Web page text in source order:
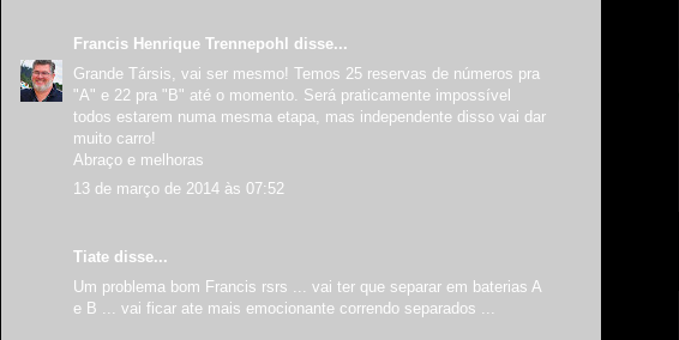
Francis Henrique Trennepohl
disse...
Grande Társis, vai ser mesmo! Temos 25 reservas de números pra
"A" e 22 pra "B" até o momento. Será praticamente impossível
todos estarem numa mesma etapa, mas independente disso vai dar
muito carro!
Abraço e melhoras
13 de março de 2014 às 07:52
Tiate disse...
Um problema bom Francis rsrs ... vai ter que separar em baterias A
e B ... vai ficar ate mais emocionante correndo separados ...